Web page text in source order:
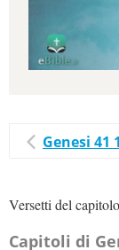
Genesi 41
Versetti del
Capitoli di